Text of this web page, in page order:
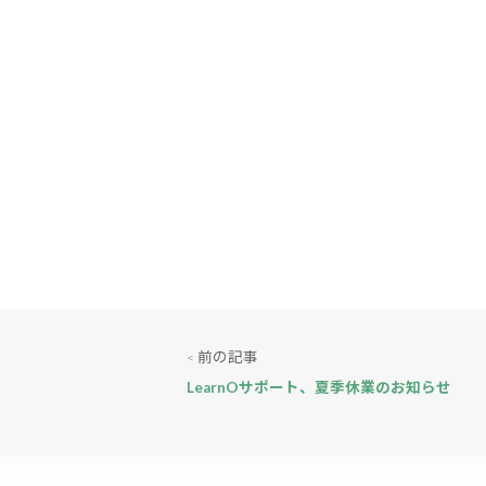
< 前の記事
LearnOサポート、夏季休業のお知らせ